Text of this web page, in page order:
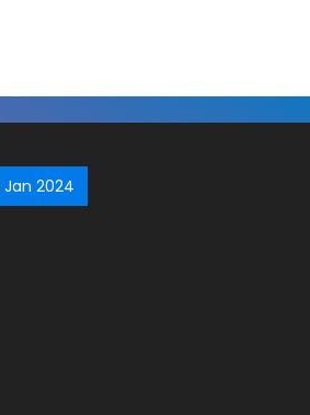
2024